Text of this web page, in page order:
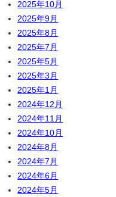
2025年10月
2025年9月
2025年8月
2025年7月
2025年5月
2025年3月
2025年1月
2024年12月
2024年11月
2024年10月
2024年8月
2024年7月
2024年6月
2024年5月